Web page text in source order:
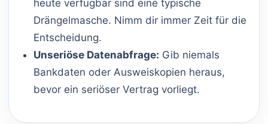
heute verfügbar sind eine typische
Drängelmasche. Nimm dir immer Zeit für die
Entscheidung.
Unseriöse Datenabfrage: Gib niemals
Bankdaten oder Ausweiskopien heraus,
bevor ein seriöser Vertrag vorliegt.